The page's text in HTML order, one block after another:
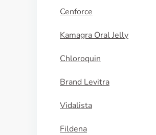
Cenforce
Kamagra Oral Jelly
Chloroquin
Brand Levitra
Vidalista
Fildena